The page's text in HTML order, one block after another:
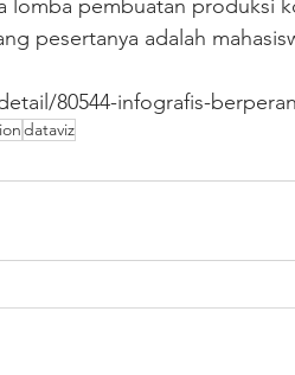
lomba pembuatan produksi
pesertanya adalah
80544-infografis-
dataviz